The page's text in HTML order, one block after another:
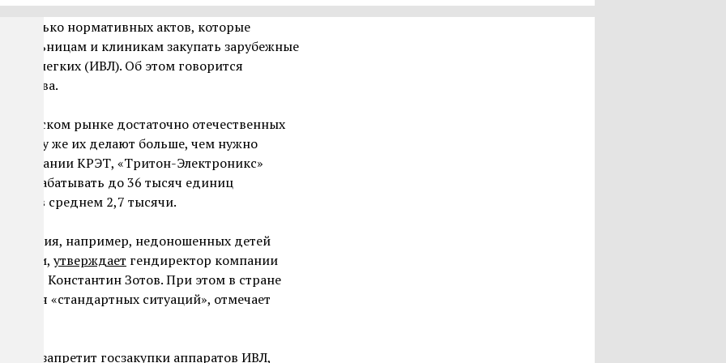
нормативных актов, которые
и клиникам закупать зарубежные
легких (ИВЛ). Об этом говорится
рынке достаточно отечественных
к тому же их делают больше, чем нужно
компании КРЭТ, «Тритон-Электроникс»
разрабатывать до 36 тысяч единиц
в среднем 2,7 тысячи.
лечения, например, недоношенных детей
утверждает гендиректор компании
Константин Зотов. При этом в стране
для «стандартных ситуаций», отмечает
запретит госзакупки аппаратов ИВЛ,